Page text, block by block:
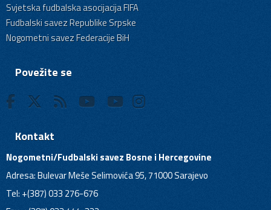
Svjetska fudbalska asocijacija FIFA
Fudbalski savez Republike Srpske
Nogometni savez Federacije BiH
Povežite se
Kontakt
Nogometni/Fudbalski savez Bosne i Hercegovine
Adresa: Bulevar Meše Selimovića 95, 71000 Sarajevo
Tel: +(387) 033 276-676